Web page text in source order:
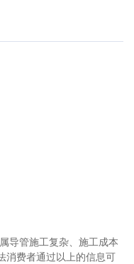
导管施工复杂、施工成本
消费者通过以上的信息可